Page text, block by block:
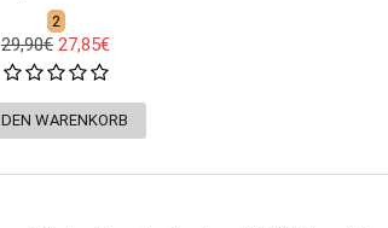
2
29,90€ 27,85€